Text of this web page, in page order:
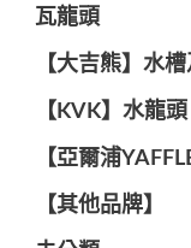
瓦龍頭
【大吉熊】水
️【KVK】水龍頭️
【亞爾浦
️【其他品牌】️